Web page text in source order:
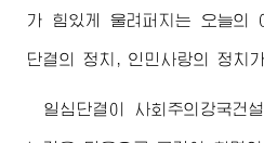
가 힘있게 울려퍼지는 오늘의
단결의 정치, 인민사랑의 정치
일심단결이 사회주의강국건